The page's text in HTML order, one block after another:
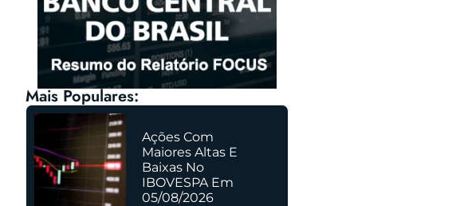
Mais Populares:
Ações Com
Maiores Altas E
Baixas No
IBOVESPA Em
05/08/2026